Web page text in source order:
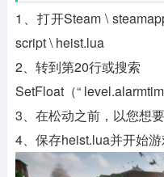
1、打开Steam \
script \ heist.lua
2、转到第20行或搜索
SetFloat（“
3、在松动之前，以您想
4、保存heist.lua并开始游